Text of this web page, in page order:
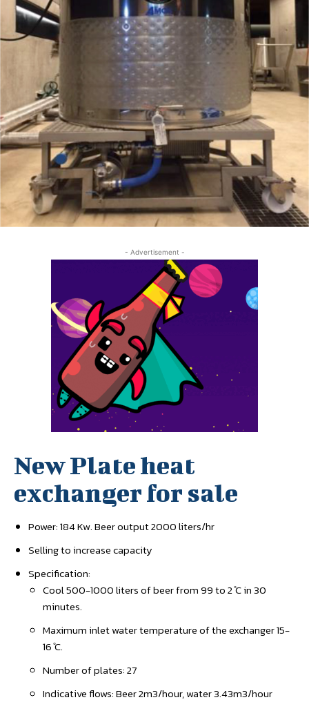
- Advertisement -
New Plate heat
exchanger for sale
Power: 184 Kw. Beer output 2000 liters/hr
Selling to increase capacity
Specification:
Cool 500-1000 liters of beer from 99 to 2 ̊C in 30
minutes.
Maximum inlet water temperature of the exchanger 15-
16 ̊C.
Number of plates: 27
Indicative flows: Beer 2m3/hour, water 3.43m3/hour